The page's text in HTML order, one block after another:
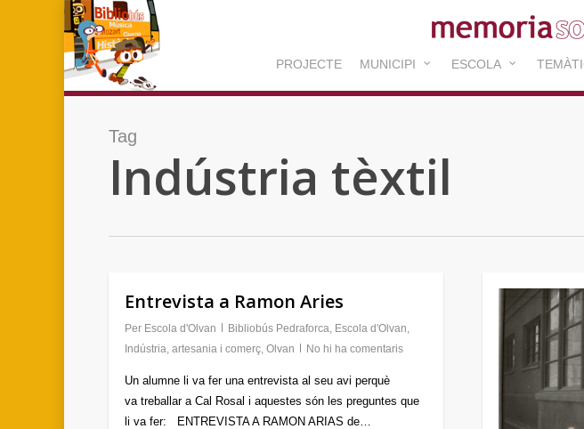
PROJECTE MUNICIPI ESCOLA
Tag
Indústria tèxtil
Entrevista a Ramon Aries
Per Escola d'Olvan Bibliobús Pedraforca, Escola d'Olvan,
Indústria, artesania i comerç, Olvan No hi ha comentaris
Un alumne li va fer una entrevista al seu avi perquè
va treballar a Cal Rosal i aquestes són les preguntes que
li va fer: ENTREVISTA A RAMON ARIAS de…